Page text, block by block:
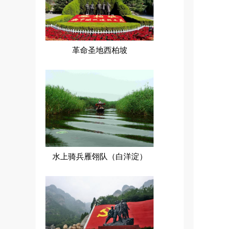
革命圣地西柏坡
水上骑兵雁翎队（白洋淀）